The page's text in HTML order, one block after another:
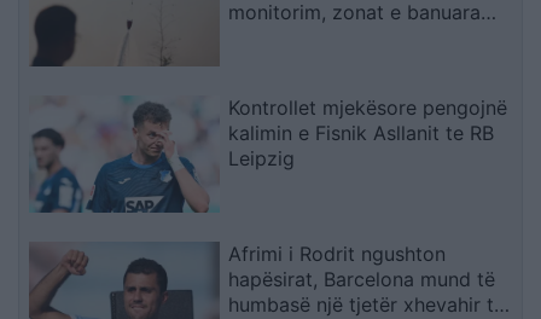
monitorim, zonat e banuara
Kontrollet mjekësore pengojnë
kalimin e Fisnik Asllanit te RB
Leipzig
Afrimi i Rodrit ngushton
hapësirat, Barcelona mund të
humbasë një tjetër xhevahir të